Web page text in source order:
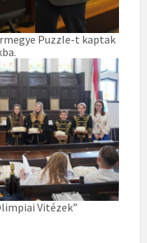
Puzzle-t kaptak
Vitézek”